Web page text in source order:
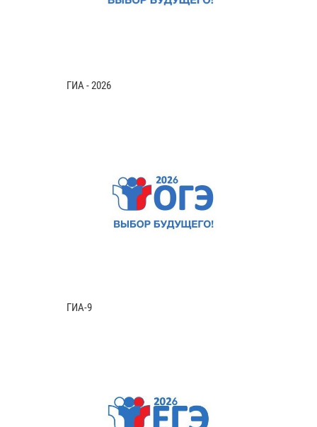
ГИА - 2026
ГИА-9